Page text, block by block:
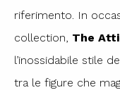
riferimento. In
collection, The
l’inossidabile stile
tra le figure che